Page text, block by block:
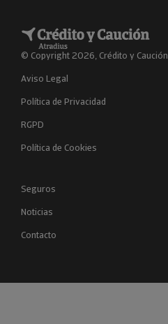
© Copyright 2026, Crédito y Caución
Aviso Legal
Política de Privacidad
RGPD
Política de Cookies
Seguros
Noticias
Contacto